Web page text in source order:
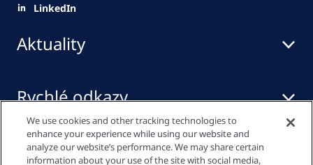
Aktuality
Rychlé odkazy
Mediální centrum
LinkedIn
We use cookies and other tracking technologies to
enhance your experience while using our website and
analyze our website’s performance. We may share certain
information about your use of the site with social media,